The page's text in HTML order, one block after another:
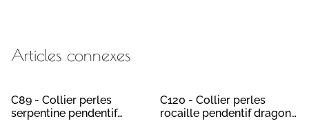
Articles connexes
C89 - Collier perles
serpentine pendentif
C120 - Collier perles
rocaille pendentif dragon